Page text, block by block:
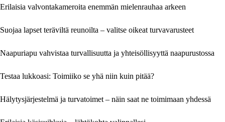
Erilaisia valvontakameroita enemmän mielenrauhaa arkeen
Suojaa lapset teräviltä reunoilta – valitse oikeat turvavarusteet
Naapuriapu vahvistaa turvallisuutta ja yhteisöllisyyttä naapurustossa
Testaa lukkoasi: Toimiiko se yhä niin kuin pitää?
Hälytysjärjestelmä ja turvatoimet – näin saat ne toimimaan yhdessä